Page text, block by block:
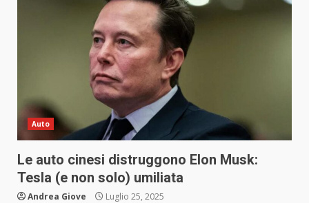
Auto
Le auto cinesi distruggono Elon Musk:
Tesla (e non solo) umiliata
Andrea Giove Luglio 25, 2025